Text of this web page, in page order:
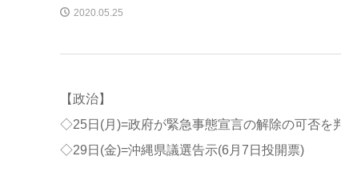
2020.05.25
【政治】
◇25日(月)=政府が緊急事態宣言の解除の可否を
◇29日(金)=沖縄県議選告示(6月7日投開票)